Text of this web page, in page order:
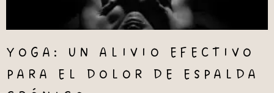
YOGA: UN ALIVIO EFECTIVO
PARA EL DOLOR DE ESPALDA